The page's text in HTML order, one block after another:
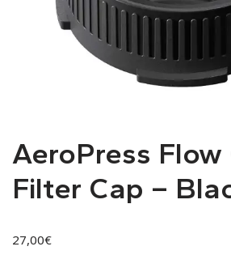
AeroPress Flow
Filter Cap –
27,00€